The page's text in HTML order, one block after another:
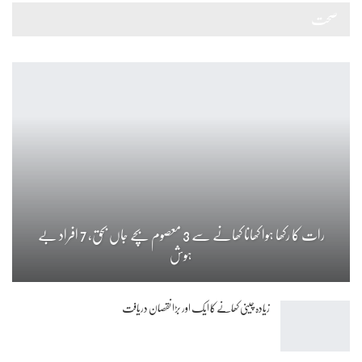
رات کا رکھا ہوا کھانا کھانے سے 3 معصوم بچے جاں بحق، 7 افراد بے
ہوش
زیادہ چینی کھانے کا ایک اور بڑا نقصان دریافت